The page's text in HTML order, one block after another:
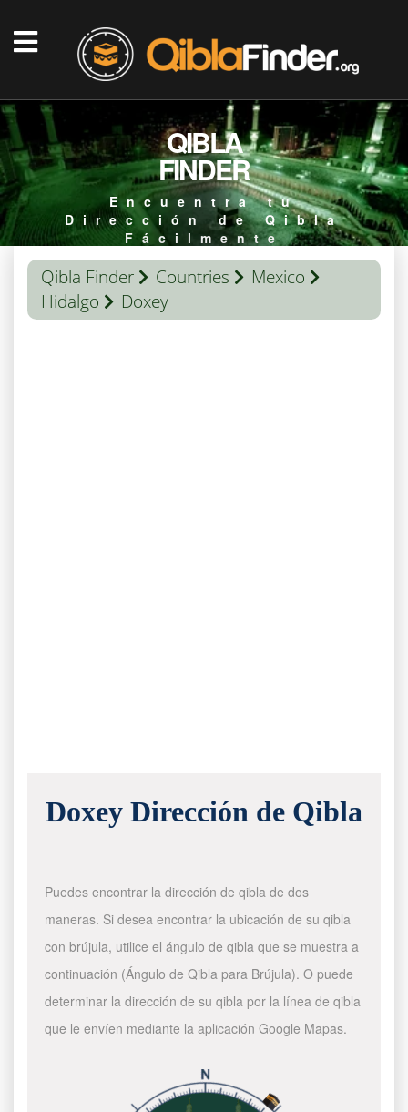
QIBLA
FINDER
Encuentra tu
Dirección de Qibla
Fácilmente
Qibla Finder Countries
Mexico
Hidalgo
Doxey
Doxey Dirección de Qibla
Puedes encontrar la dirección de qibla de dos
maneras. Si desea encontrar la ubicación de su qibla
con brújula, utilice el ángulo de qibla que se muestra a
continuación (Ángulo de Qibla para Brújula). O puede
determinar la dirección de su qibla por la línea de qibla
que le envíen mediante la aplicación Google Mapas.